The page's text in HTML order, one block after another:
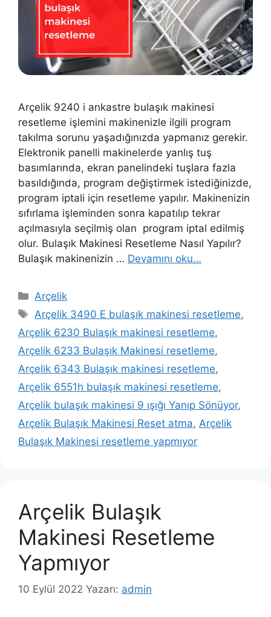
Arçelik 9240 i ankastre bulaşık makinesi
resetleme işlemini makinenizle ilgili program
takılma sorunu yaşadığınızda yapmanız gerekir.
Elektronik panelli makinelerde yanlış tuş
basımlarında, ekran panelindeki tuşlara fazla
basıldığında, program değiştirmek istediğinizde,
program iptali için resetleme yapılır. Makinenizin
sıfırlama işleminden sonra kapatılıp tekrar
açılmasıyla seçilmiş olan program iptal edilmiş
olur. Bulaşık Makinesi Resetleme Nasıl Yapılır?
Bulaşık makinenizin … Devamını oku…
Kategoriler
Arçelik
Etiketler
Arçelik 3490 E bulaşık makinesi resetleme,
Arçelik 6230 Bulaşık makinesi resetleme,
Arçelik 6233 Bulaşık Makinesi resetleme,
Arçelik 6343 Bulaşık makinesi resetleme,
Arçelik 6551h bulaşık makinesi resetleme,
Arçelik bulaşık makinesi 9 ışığı Yanıp Sönüyor,
Arçelik Bulaşık Makinesi Reset atma, Arçelik
Bulaşık Makinesi resetleme yapmıyor
Arçelik Bulaşık
Makinesi Resetleme
Yapmıyor
10 Eylül 2022 Yazarı: admin